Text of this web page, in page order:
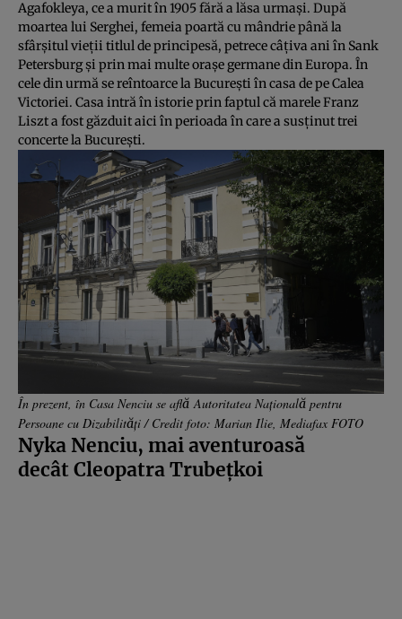
Agafokleya, ce a murit în 1905 fără a lăsa urmaşi. După
moartea lui Serghei, femeia poartă cu mândrie până la
sfârşitul vieţii titlul de principesă, petrece câţiva ani în Sank
Petersburg şi prin mai multe oraşe germane dinEuropa. În
cele din urmă se reîntoarce la Bucureşti în casa de pe Calea
Victoriei. Casa intră în istorie prin faptul că mareleFranz
Liszta fost găzduit aici în perioada în care a susţinut trei
concerte la Bucureşti.
În prezent, în Casa Nenciu se află Autoritatea Naţională pentru
Persoane cu Dizabilităţi / Credit foto: Marian Ilie, Mediafax FOTO
Nyka Nenciu, mai aventuroasă
decât Cleopatra Trubeţkoi